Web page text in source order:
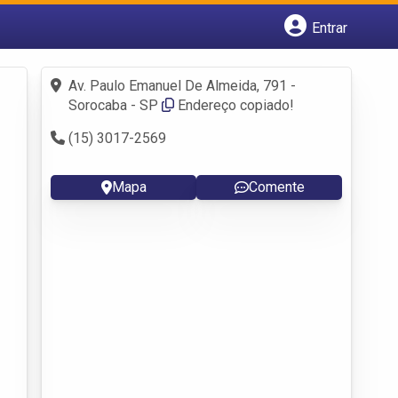
Entrar
Fazer login
Criar conta
Av. Paulo Emanuel De Almeida, 791 -
Sorocaba - SP
Endereço copiado!
(15) 3017-2569
Mapa Comente